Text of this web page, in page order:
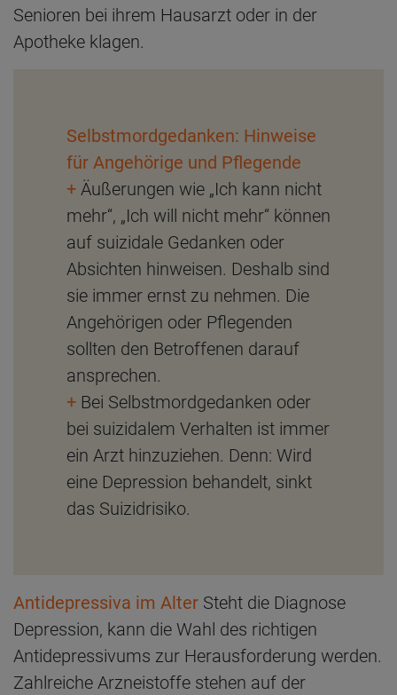
Senioren bei ihrem Hausarzt oder in der
Apotheke klagen.
Selbstmordgedanken: Hinweise
für Angehörige und Pflegende
+ Äußerungen wie „Ich kann nicht
mehr“, „Ich will nicht mehr“ können
auf suizidale Gedanken oder
Absichten hinweisen. Deshalb sind
sie immer ernst zu nehmen. Die
Angehörigen oder Pflegenden
sollten den Betroffenen darauf
ansprechen.
+ Bei Selbstmordgedanken oder
bei suizidalem Verhalten ist immer
ein Arzt hinzuziehen. Denn: Wird
eine Depression behandelt, sinkt
das Suizidrisiko.
Antidepressiva im Alter Steht die Diagnose
Depression, kann die Wahl des richtigen
Antidepressivums zur Herausforderung werden.
Zahlreiche Arzneistoffe stehen auf der